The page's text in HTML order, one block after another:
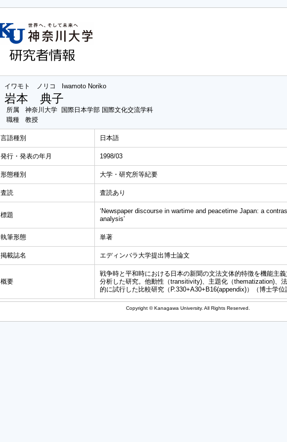
イワモト ノリコ Iwamoto Noriko
岩本 典子
所属
神奈川大学 国際日本学部 国際文化交流学科
職種
教授
言語種別 日本語
発行・発表の年月 1998/03
形態種別 大学・研究所等紀要
査読 査読あり
標題
‘Newspaper discourse in wartime and peacetime Japan: a
analysis’
執筆形態 単著
掲載誌名 エディンバラ大学提出博士論文
概要
戦争時と平和時における日本の新聞の文法文体的特徴を機能主
分析した研究。他動性（transitivity)、主題化（thematization)、
的に試行した比較研究（P.330+A30+B16(appendix)）（博士学位
Copyright © Kanagawa University. All Rights Reserved.